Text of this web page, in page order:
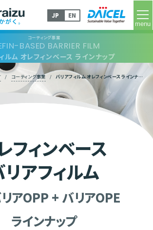
JP EN
コーティング事業
BASED BARRIER FILM
ルム オレフィンベース ラインナップ
/ コーティング事業 / バリアフィルム オレフィンベース ラインナップ
フィンベース
アフィルム
アOPP + バリアOPE
ラインナップ